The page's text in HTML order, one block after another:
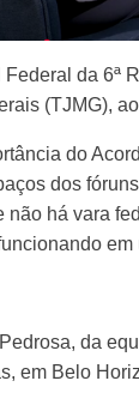
da 6ª
(TJMG),
do
dos
há vara
em
da
em Belo